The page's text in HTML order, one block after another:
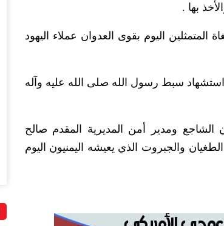
بها .
اليوم بقوى العدوان عملاء اليهود
سبط رسول الله صلى الله عليه وآله
ومدير أمن المديرية المقدم صالح
والجبروت الذي يعيشه اليمنيون اليوم